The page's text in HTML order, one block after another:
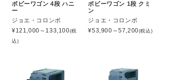
ボビーワゴン 4段 ハニ
ー
ジョエ・コロンボ
¥121,000～133,100(税
込)
ボビーワゴン 1段 クミ
ン
ジョエ・コロンボ
¥53,900～57,200(税込)